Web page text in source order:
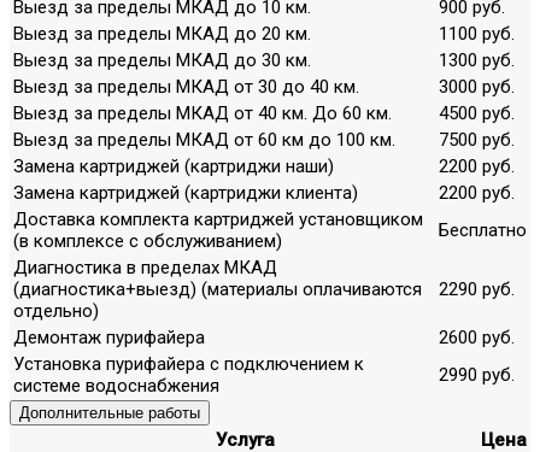
Выезд за пределы МКАД до 10 км.
900 руб.
Выезд за пределы МКАД до 20 км.
1100 руб.
Выезд за пределы МКАД до 30 км.
1300 руб.
Выезд за пределы МКАД от 30 до 40 км.
3000 руб.
Выезд за пределы МКАД от 40 км. До 60 км.
4500 руб.
Выезд за пределы МКАД от 60 км до 100 км.
7500 руб.
Замена картриджей (картриджи наши)
2200 руб.
Замена картриджей (картриджи клиента)
2200 руб.
Доставка комплекта картриджей установщиком
(в комплексе с обслуживанием)
Бесплатно
Диагностика в пределах МКАД
(диагностика+выезд) (материалы оплачиваются
отдельно)
2290 руб.
Демонтаж пурифайера
2600 руб.
Установка пурифайера с подключением к
системе водоснабжения
2990 руб.
Дополнительные работы
Услуга
Цена